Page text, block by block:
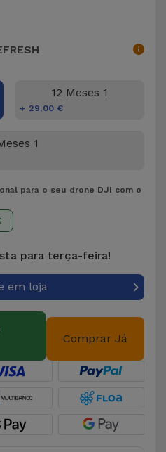
12 Meses 1
+ 29,00 €
24 Meses 1
para o seu drone DJI com o
para terça-feira!
em loja
Comprar Já